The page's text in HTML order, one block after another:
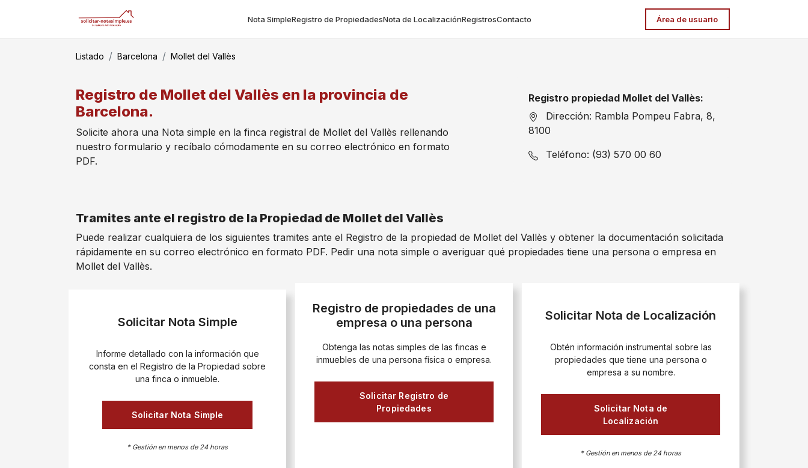
Nota SimpleRegistro de PropiedadesNota de LocalizaciónRegistrosContacto Área de usuario
Listado Barcelona Mollet del Vallès
Registro de Mollet del Vallès en la provincia de
Barcelona.
Solicite ahora una Nota simple en la finca registral de Mollet del Vallès rellenando
nuestro formulario y recíbalo cómodamente en su correo electrónico en formato
PDF.
Registro propiedad Mollet del Vallès:
Dirección: Rambla Pompeu Fabra, 8,
8100
Teléfono: (93) 570 00 60
Tramites ante el registro de la Propiedad de Mollet del Vallès
Puede realizar cualquiera de los siguientes tramites ante el Registro de la propiedad de Mollet del Vallès y obtener la documentación solicitada
rápidamente en su correo electrónico en formato PDF. Pedir una nota simple o averiguar qué propiedades tiene una persona o empresa en
Mollet del Vallès.
Solicitar Nota Simple
Informe detallado con la información que
consta en el Registro de la Propiedad sobre
una finca o inmueble.
Solicitar Nota Simple
* Gestión en menos de 24 horas
Registro de propiedades de una
empresa o una persona
Obtenga las notas simples de las fincas e
inmuebles de una persona física o empresa.
Solicitar Registro de
Propiedades
Solicitar Nota de Localización
Obtén información instrumental sobre las
propiedades que tiene una persona o
empresa a su nombre.
Solicitar Nota de
Localización
* Gestión en menos de 24 horas